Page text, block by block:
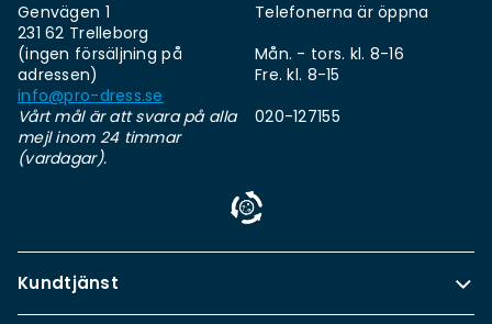
Genvägen 1
231 62 Trelleborg
(ingen försäljning på
adressen)
info@pro-dress.se
Vårt mål är att svara på alla
mejl inom 24 timmar
(vardagar).
Telefonerna är öppna
Mån. - tors. kl. 8-16
Fre. kl. 8-15
020-127155
Kundtjänst